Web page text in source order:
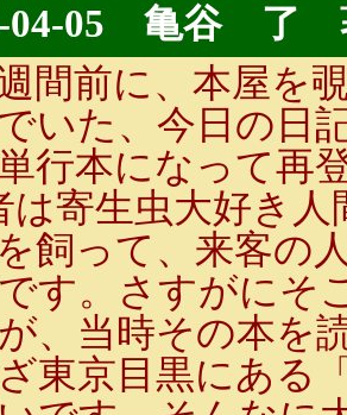
04-05 亀谷 了
間前に、本屋を
いた、今日の日
行本になって再
は寄生虫大好き
飼って、来客の
す。さすがにそ
、当時その本を
東京目黒にある